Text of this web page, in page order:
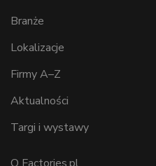
Branże
Lokalizacje
Firmy A–Z
Aktualności
Targi i wystawy